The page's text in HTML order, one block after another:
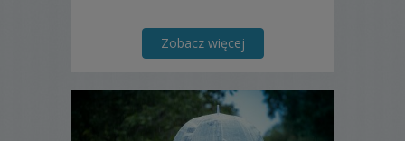
Zobacz więcej